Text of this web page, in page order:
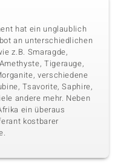
hat ein unglaublich
an unterschiedlichen
z.B. Smaragde,
Tigerauge,
verschiedene
Tsavorite, Saphire,
andere mehr. Neben
ein überaus
kostbarer